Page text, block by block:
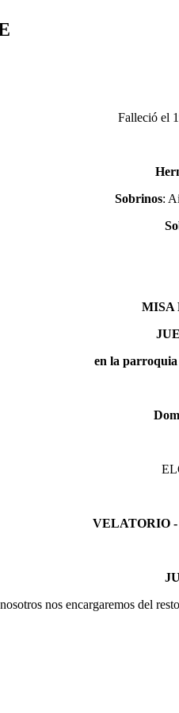
Falleció el
Sobrinos:
MISA
en la
VELATORIO
nos encargaremos del